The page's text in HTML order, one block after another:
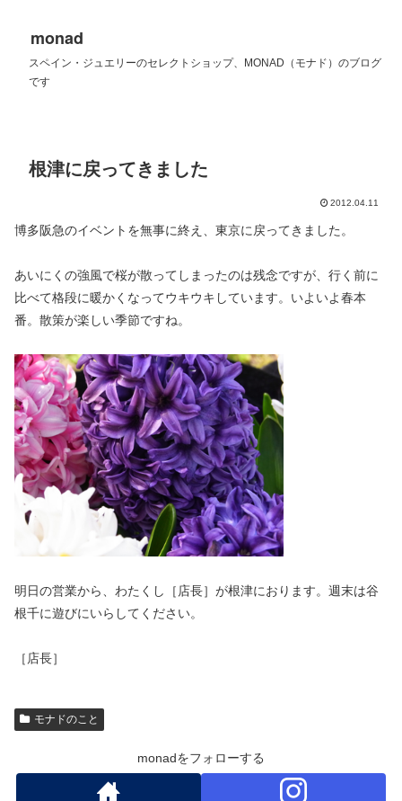
monad
スペイン・ジュエリーのセレクトショップ、MONAD（モナド）のブログ
です
根津に戻ってきました
2012.04.11
博多阪急のイベントを無事に終え、東京に戻ってきました。
あいにくの強風で桜が散ってしまったのは残念ですが、行く前に
比べて格段に暖かくなってウキウキしています。いよいよ春本
番。散策が楽しい季節ですね。
明日の営業から、わたくし［店長］が根津におります。週末は谷
根千に遊びにいらしてください。
［店長］
モナドのこと
monadをフォローする